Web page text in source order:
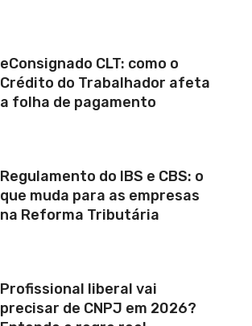
eConsignado CLT: como o
Crédito do Trabalhador afeta
a folha de pagamento
Regulamento do IBS e CBS: o
que muda para as empresas
na Reforma Tributária
Profissional liberal vai
precisar de CNPJ em 2026?